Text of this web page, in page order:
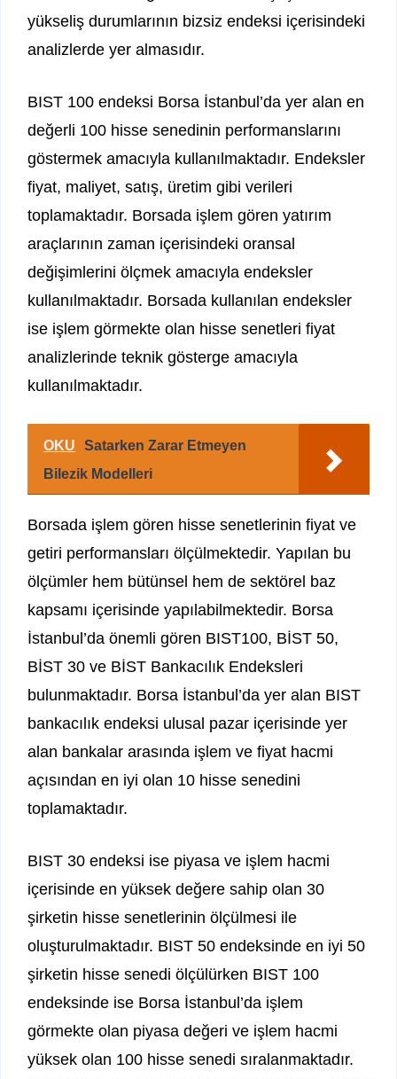
yükseliş durumlarının bizsiz endeksi içerisindeki
analizlerde yer almasıdır.
BIST 100 endeksi Borsa İstanbul’da yer alan en
değerli 100 hisse senedinin performanslarını
göstermek amacıyla kullanılmaktadır. Endeksler
fiyat, maliyet, satış, üretim gibi verileri
toplamaktadır. Borsada işlem gören yatırım
araçlarının zaman içerisindeki oransal
değişimlerini ölçmek amacıyla endeksler
kullanılmaktadır. Borsada kullanılan endeksler
ise işlem görmekte olan hisse senetleri fiyat
analizlerinde teknik gösterge amacıyla
kullanılmaktadır.
OKU
Satarken Zarar Etmeyen
Bilezik Modelleri
Borsada işlem gören hisse senetlerinin fiyat ve
getiri performansları ölçülmektedir. Yapılan bu
ölçümler hem bütünsel hem de sektörel baz
kapsamı içerisinde yapılabilmektedir. Borsa
İstanbul’da önemli gören BIST100, BİST 50,
BİST 30 ve BİST Bankacılık Endeksleri
bulunmaktadır. Borsa İstanbul’da yer alan BIST
bankacılık endeksi ulusal pazar içerisinde yer
alan bankalar arasında işlem ve fiyat hacmi
açısından en iyi olan 10 hisse senedini
toplamaktadır.
BIST 30 endeksi ise piyasa ve işlem hacmi
içerisinde en yüksek değere sahip olan 30
şirketin hisse senetlerinin ölçülmesi ile
oluşturulmaktadır. BIST 50 endeksinde en iyi 50
şirketin hisse senedi ölçülürken BIST 100
endeksinde ise Borsa İstanbul’da işlem
görmekte olan piyasa değeri ve işlem hacmi
yüksek olan 100 hisse senedi sıralanmaktadır.